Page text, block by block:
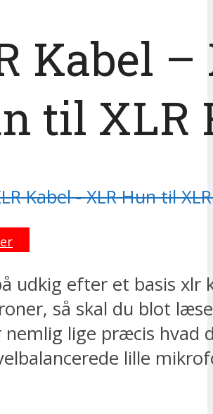
Kabel –
til XLR
udkig efter et basis xlr
så skal du blot
nemlig lige præcis hvad
lille